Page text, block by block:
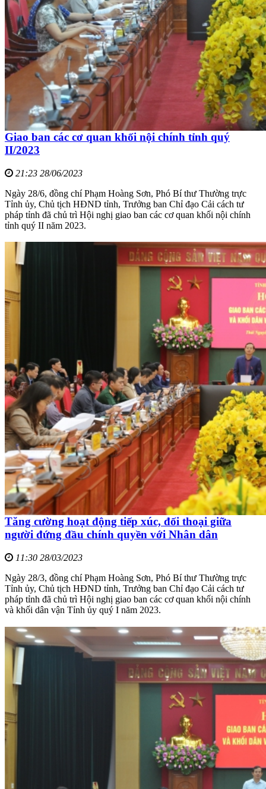
Giao ban các cơ quan khối nội chính tỉnh quý
II/2023
21:23 28/06/2023
Ngày 28/6, đồng chí Phạm Hoàng Sơn, Phó Bí thư Thường trực
Tỉnh ủy, Chủ tịch HĐND tỉnh, Trưởng ban Chỉ đạo Cải cách tư
pháp tỉnh đã chủ trì Hội nghị giao ban các cơ quan khối nội chính
tỉnh quý II năm 2023.
Tăng cường hoạt động tiếp xúc, đối thoại giữa
người đứng đầu chính quyền với Nhân dân
11:30 28/03/2023
Ngày 28/3, đồng chí Phạm Hoàng Sơn, Phó Bí thư Thường trực
Tỉnh ủy, Chủ tịch HĐND tỉnh, Trưởng ban Chỉ đạo Cải cách tư
pháp tỉnh đã chủ trì Hội nghị giao ban các cơ quan khối nội chính
và khối dân vận Tỉnh ủy quý I năm 2023.